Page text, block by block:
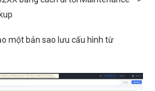
một bản sao lưu cấu hình từ